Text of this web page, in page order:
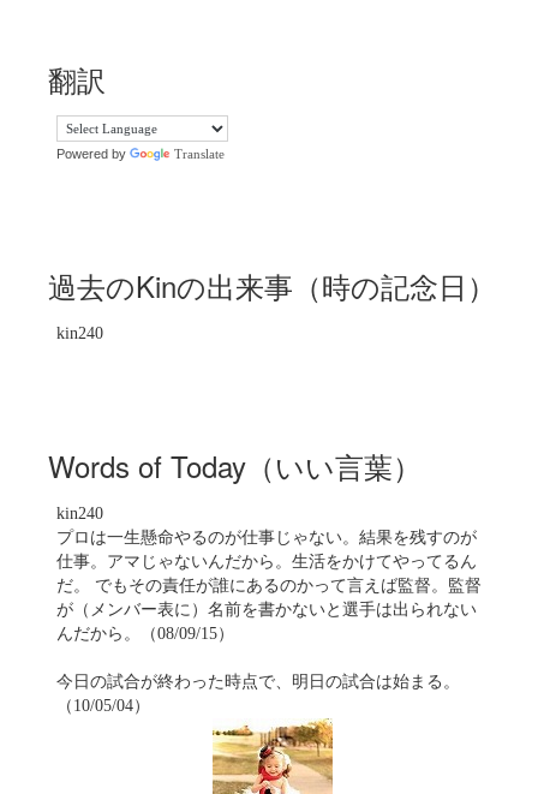
翻訳
Powered by Translate
過去のKinの出来事（時の記念日）
kin240
Words of Today（いい言葉）
kin240
プロは一生懸命やるのが仕事じゃない。結果を残すのが
仕事。アマじゃないんだから。生活をかけてやってるん
だ。 でもその責任が誰にあるのかって言えば監督。監督
が（メンバー表に）名前を書かないと選手は出られない
んだから。（08/09/15）
今日の試合が終わった時点で、明日の試合は始まる。
（10/05/04）